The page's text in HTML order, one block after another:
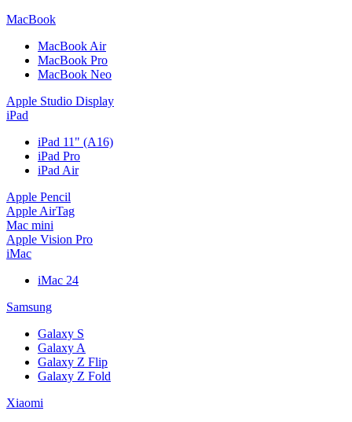
MacBook
MacBook Air
MacBook Pro
MacBook Neo
Apple Studio Display
iPad
iPad 11" (A16)
iPad Pro
iPad Air
Apple Pencil
Apple AirTag
Mac mini
Apple Vision Pro
iMac
iMac 24
Samsung
Galaxy S
Galaxy A
Galaxy Z Flip
Galaxy Z Fold
Xiaomi